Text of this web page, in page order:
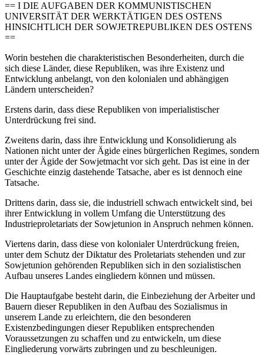
== I DIE AUFGABEN DER KOMMUNISTISCHEN
UNIVERSITÄT DER WERKTÄTIGEN DES OSTENS
HINSICHTLICH DER SOWJETREPUBLIKEN DES OSTENS
==
Worin bestehen die charakteristischen Besonderheiten, durch die
sich diese Länder, diese Republiken, was ihre Existenz und
Entwicklung anbelangt, von den kolonialen und abhängigen
Ländern unterscheiden?
Erstens darin, dass diese Republiken von imperialistischer
Unterdrückung frei sind.
Zweitens darin, dass ihre Entwicklung und Konsolidierung als
Nationen nicht unter der Ägide eines bürgerlichen Regimes, sondern
unter der Ägide der Sowjetmacht vor sich geht. Das ist eine in der
Geschichte einzig dastehende Tatsache, aber es ist dennoch eine
Tatsache.
Drittens darin, dass sie, die industriell schwach entwickelt sind, bei
ihrer Entwicklung in vollem Umfang die Unterstützung des
Industrieproletariats der Sowjetunion in Anspruch nehmen können.
Viertens darin, dass diese von kolonialer Unterdrückung freien,
unter dem Schutz der Diktatur des Proletariats stehenden und zur
Sowjetunion gehörenden Republiken sich in den sozialistischen
Aufbau unseres Landes eingliedern können und müssen.
Die Hauptaufgabe besteht darin, die Einbeziehung der Arbeiter und
Bauern dieser Republiken in den Aufbau des Sozialismus in
unserem Lande zu erleichtern, die den besonderen
Existenzbedingungen dieser Republiken entsprechenden
Voraussetzungen zu schaffen und zu entwickeln, um diese
Eingliederung vorwärts zubringen und zu beschleunigen.